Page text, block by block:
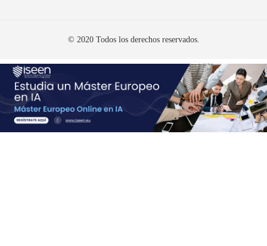
© 2020 Todos los derechos reservados.